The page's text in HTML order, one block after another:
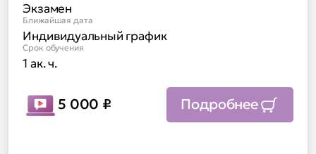
Экзамен
Ближайшая дата
Индивидуальный график
Срок обучения
1 ак. ч.
5 000 ₽ Подробнее